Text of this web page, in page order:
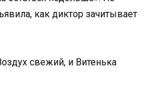
как диктор зачитывает
свежий, и Витенька